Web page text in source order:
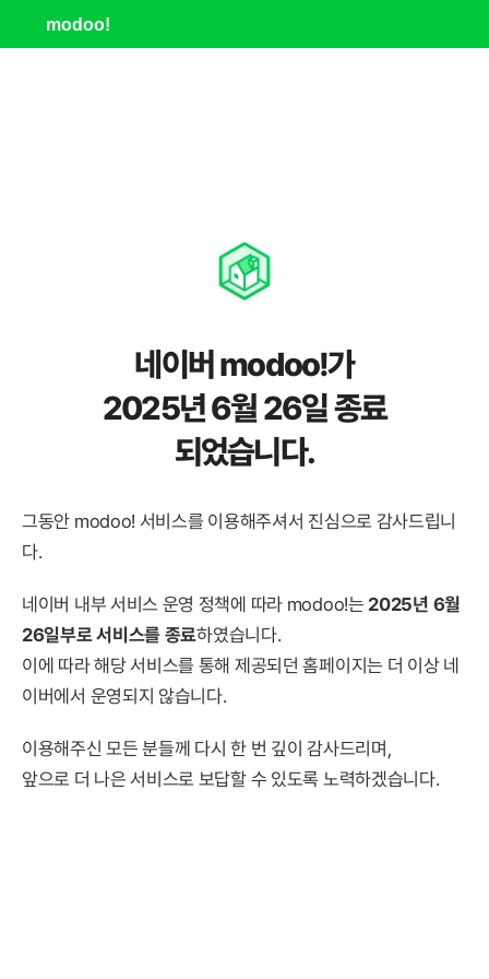
modoo!
네이버 modoo!가
2025년 6월 26일 종료
되었습니다.
그동안 modoo! 서비스를 이용해주셔서 진심으로 감사드립니
다.
네이버 내부 서비스 운영 정책에 따라 modoo!는 2025년 6월
26일부로 서비스를 종료하였습니다.
이에 따라 해당 서비스를 통해 제공되던 홈페이지는 더 이상 네
이버에서 운영되지 않습니다.
이용해주신 모든 분들께 다시 한 번 깊이 감사드리며,
앞으로 더 나은 서비스로 보답할 수 있도록 노력하겠습니다.